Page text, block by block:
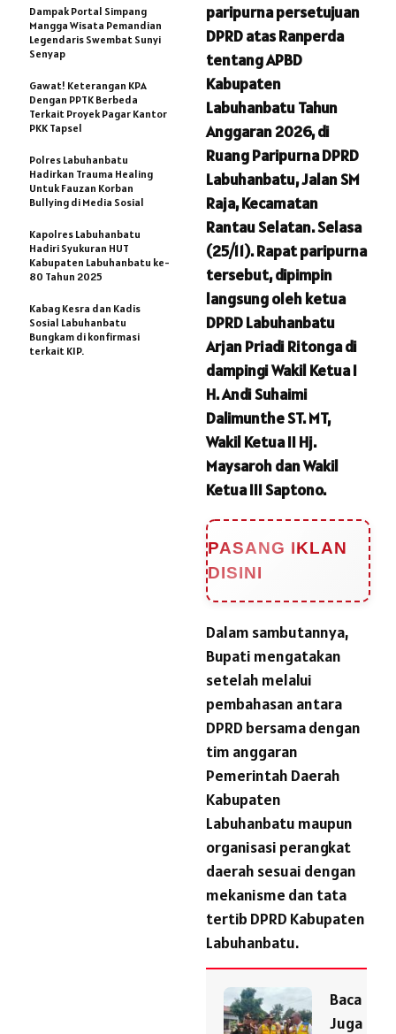
paripurna persetujuan
DPRD atas Ranperda
tentang APBD
Kabupaten
Labuhanbatu Tahun
Anggaran 2026, di
Ruang Paripurna DPRD
Labuhanbatu, Jalan SM
Raja, Kecamatan
Rantau Selatan. Selasa
(25/11). Rapat paripurna
tersebut, dipimpin
langsung oleh ketua
DPRD Labuhanbatu
Arjan Priadi Ritonga di
dampingi Wakil Ketua I
H. Andi Suhaimi
Dalimunthe ST. MT,
Wakil Ketua II Hj.
Maysaroh dan Wakil
Ketua III Saptono.
PASANG IKLAN
DISINI
Dalam sambutannya,
Bupati mengatakan
setelah melalui
pembahasan antara
DPRD bersama dengan
tim anggaran
Pemerintah Daerah
Kabupaten
Labuhanbatu maupun
organisasi perangkat
daerah sesuai dengan
mekanisme dan tata
tertib DPRD Kabupaten
Labuhanbatu.
Baca
Juga
Dampak Portal Simpang
Mangga Wisata Pemandian
Legendaris Swembat Sunyi
Senyap
Gawat! Keterangan KPA
Dengan PPTK Berbeda
Terkait Proyek Pagar Kantor
PKK Tapsel
Polres Labuhanbatu
Hadirkan Trauma Healing
Untuk Fauzan Korban
Bullying di Media Sosial
Kapolres Labuhanbatu
Hadiri Syukuran HUT
Kabupaten Labuhanbatu ke-
80 Tahun 2025
Kabag Kesra dan Kadis
Sosial Labuhanbatu
Bungkam di konfirmasi
terkait KIP.